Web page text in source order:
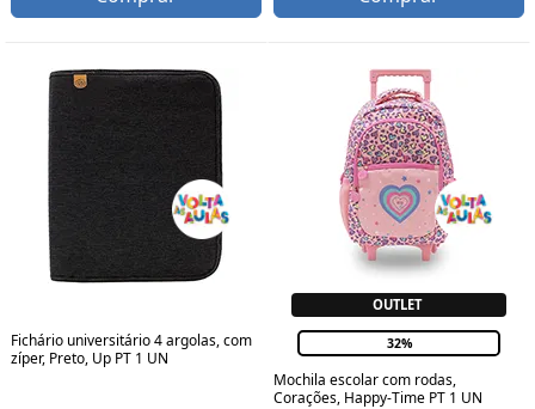
Fichário universitário 4 argolas, com
zíper, Preto, Up PT 1 UN
OUTLET
32%
Mochila escolar com rodas,
Corações, Happy-Time PT 1 UN